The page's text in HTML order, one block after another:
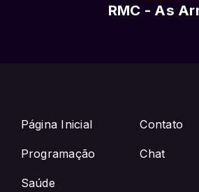
RMC - As
Página Inicial
Programação
Saúde
Contato
Chat